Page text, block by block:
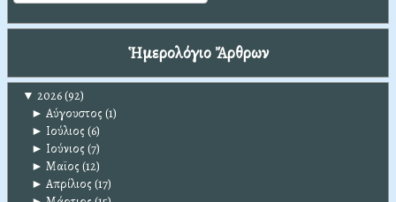
Ἡμερολόγιο Ἄρθρων
▼ 2026(92)
► Αύγουστος (1)
► Ιούλιος (6)
► Ιούνιος (7)
► Μαϊος (12)
► Απρίλιος (17)